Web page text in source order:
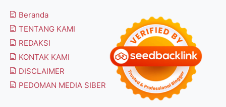
Beranda
TENTANG KAMI
REDAKSI
KONTAK KAMI
DISCLAIMER
PEDOMAN MEDIA SIBER